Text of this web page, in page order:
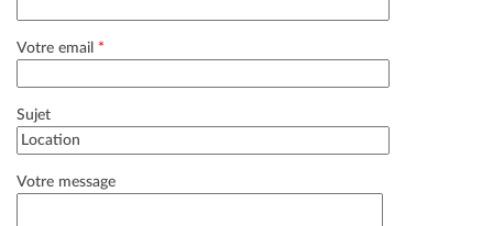
Votre email *
Sujet
Votre message